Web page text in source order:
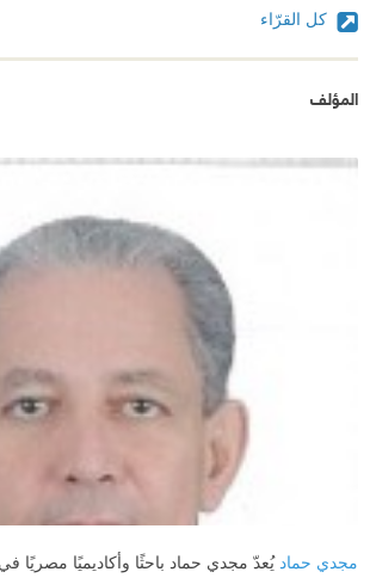
كل القرّاء
المؤلف
مجدي حماد يُعدّ مجدي حماد باحثًا وأكاديميًا مصريًا